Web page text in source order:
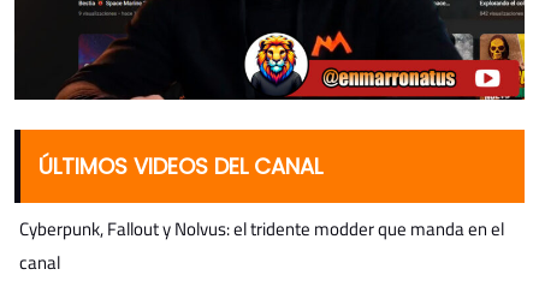
ÚLTIMOS VIDEOS DEL CANAL
Cyberpunk, Fallout y Nolvus: el tridente modder que manda en el
canal